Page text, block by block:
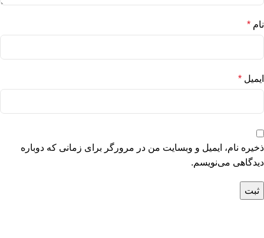
نام *
ایمیل *
ذخیره نام، ایمیل و وبسایت من در مرورگر برای زمانی که دوباره
دیدگاهی می‌نویسم.